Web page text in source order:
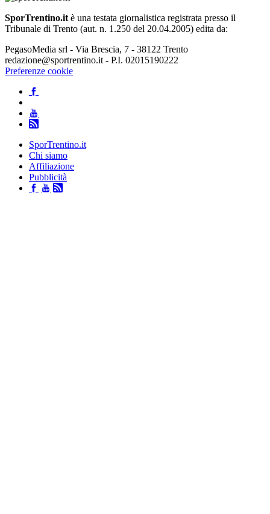
SporTrentino.it è una testata giornalistica registrata presso il
Tribunale di Trento (aut. n. 1.250 del 20.04.2005) edita da:
PegasoMedia srl - Via Brescia, 7 - 38122 Trento
redazione@sportrentino.it - P.I. 02015190222
Preferenze cookie
SporTrentino.it
Chi siamo
Affiliazione
Pubblicità